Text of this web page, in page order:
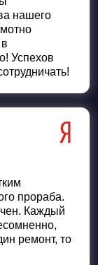
нашего
Успехов
прораба.
Каждый
ремонт, то